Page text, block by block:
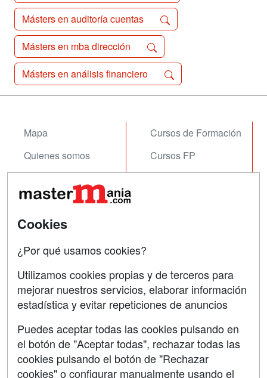
Másters en auditoría cuentas
Másters en mba dirección
Másters en análisis financiero
Mapa
Quienes somos
Acceso Usuarios
Acceso Centros
Cursos de Formación
Cursos FP
Contactar
Confidencialidad
Copyleft
SÍGUENOS EN:
Cookies
¿Por qué usamos cookies?
Utilizamos cookies propias y de terceros para
mejorar nuestros servicios, elaborar información
estadística y evitar repeticiones de anuncios
Puedes aceptar todas las cookies pulsando en
el botón de "Aceptar todas", rechazar todas las
cookies pulsando el botón de "Rechazar
cookies" o configurar manualmente usando el